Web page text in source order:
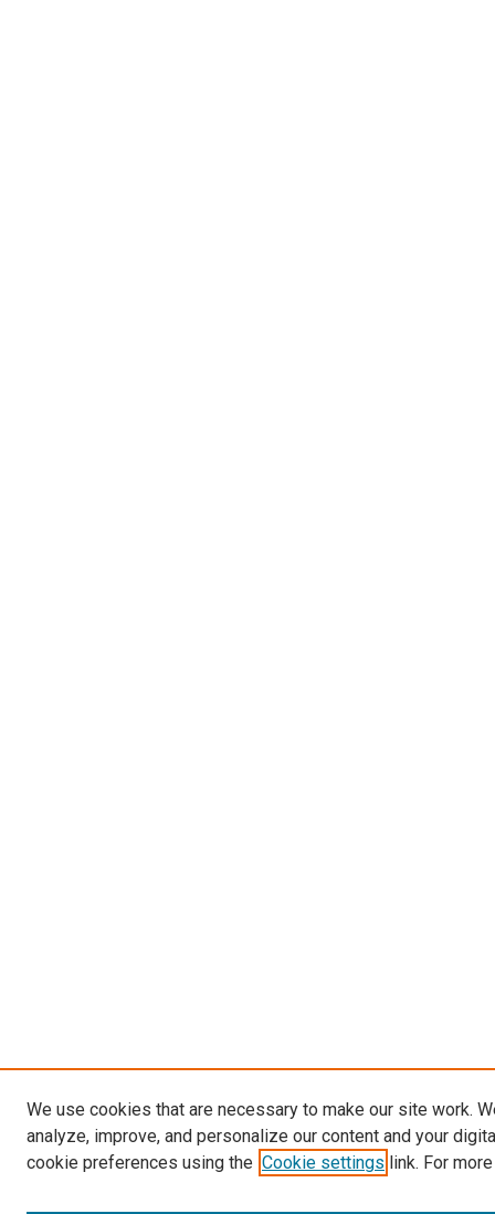
We use cookies that are necessary to make our site work.
analyze, improve, and personalize our content and your
cookie preferences using the Cookie settings link. For